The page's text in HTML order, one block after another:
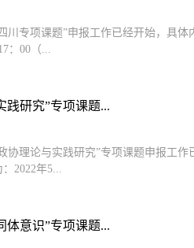
专项课题”申报工作已经开始，具
：00（...
践研究”专项课题...
理论与实践研究”专项课题申报工
2022年5...
体意识”专项课题...